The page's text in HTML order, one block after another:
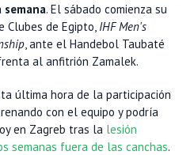
. El sábado comienza su
de Egipto, IHF Men's
, ante el Handebol Taubaté
al anfitrión Zamalek.
última hora de la participación
con el equipo y podría
en Zagreb tras la lesión
semanas fuera de las canchas.